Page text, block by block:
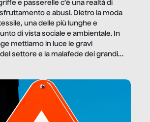
e passerelle c’è una realtà di
e abusi. Dietro la moda
una delle più lunghe e
di vista sociale e ambientale. In
mettiamo in luce le gravi
settore e la malafede dei grandi